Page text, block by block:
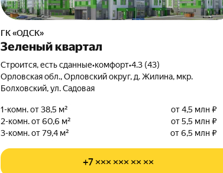
ГК «ОДСК»
Зеленый квартал
Строится, есть сданные•комфорт•4.3 (43)
Орловская обл., Орловский округ, д. Жилина, мкр.
Болховский, ул. Садовая
1-комн. от 38,5 м²
от 4,5 млн ₽
2-комн. от 60,6 м²
от 5,5 млн ₽
3-комн. от 79,4 м²
от 6,5 млн ₽
+7 ××× ××× ×× ××